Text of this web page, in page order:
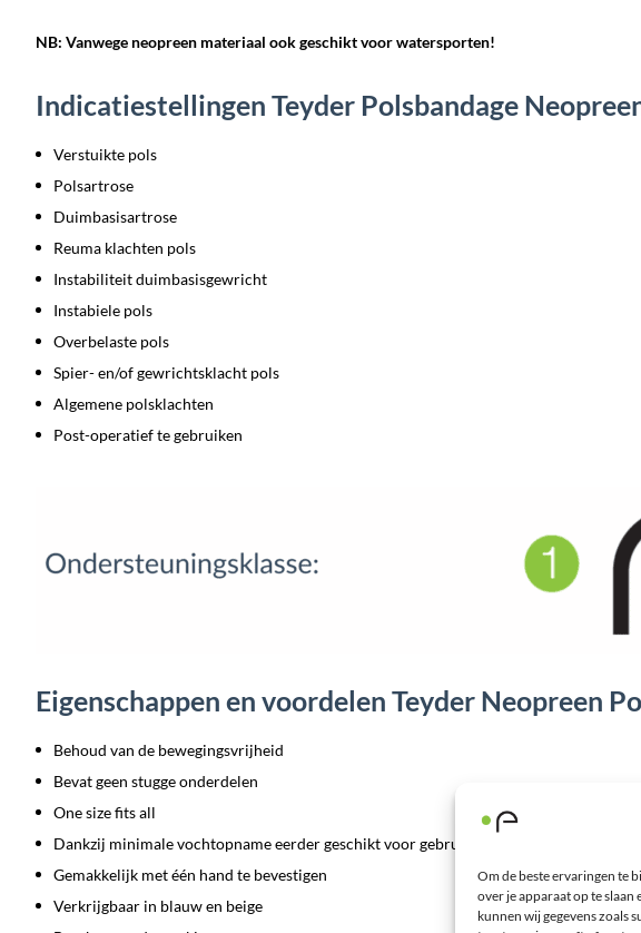
Om de beste ervaringen te
over je apparaat op te
kunnen wij gegevens zoals
NB: Vanwege neopreen materiaal ook geschikt voor watersporten!
Indicatiestellingen Teyder Polsbandage
Verstuikte pols
Polsartrose
Duimbasisartrose
Reuma klachten pols
Instabiliteit duimbasisgewricht
Instabiele pols
Overbelaste pols
Spier- en/of gewrichtsklacht pols
Algemene polsklachten
Post-operatief te gebruiken
Eigenschappen en voordelen Teyder Neopreen
Behoud van de bewegingsvrijheid
Bevat geen stugge onderdelen
One size fits all
Dankzij minimale vochtopname eerder geschikt voor gebruik in water
Gemakkelijk met één hand te bevestigen
Verkrijgbaar in blauw en beige